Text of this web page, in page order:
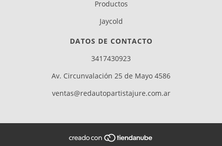
Productos
Jaycold
DATOS DE CONTACTO
3417430923
Av. Circunvalación 25 de Mayo 4586
ventas@redautopartistajure.com.ar